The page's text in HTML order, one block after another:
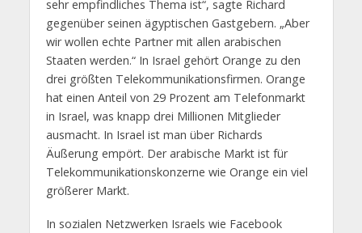
sehr empfindliches Thema ist“, sagte Richard
gegenüber seinen ägyptischen Gastgebern. „Aber
wir wollen echte Partner mit allen arabischen
Staaten werden.“ In Israel gehört Orange zu den
drei größten Telekommunikationsfirmen. Orange
hat einen Anteil von 29 Prozent am Telefonmarkt
in Israel, was knapp drei Millionen Mitglieder
ausmacht. In Israel ist man über Richards
Äußerung empört. Der arabische Markt ist für
Telekommunikationskonzerne wie Orange ein viel
größerer Markt.
In sozialen Netzwerken Israels wie Facebook